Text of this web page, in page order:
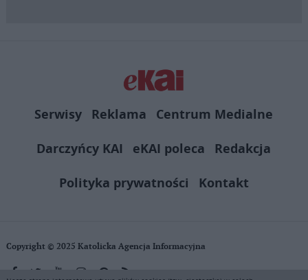
Serwisy Reklama
Centrum Medialne
Darczyńcy KAI
eKAI poleca
Redakcja
Polityka prywatności
Kontakt
Copyright © 2025 Katolicka Agencja Informacyjna